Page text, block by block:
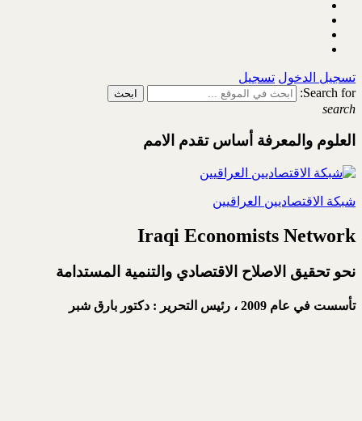
تسجيل الدخول تسجيل
Search for:
search
العلوم والمعرفة أساس تقدم الامم
شبكة الاقتصاديين العراقيين
Iraqi Economists Network
نحو تحقيق الاصلاح الاقتصادي والتنمية المستدامة
تأسست في عام 2009 ، رئيس التحرير : دكتور بارق شبر